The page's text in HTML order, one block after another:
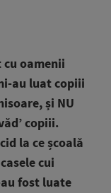
cu oamenii
au luat copiii
și NU
copiii.
la ce școală
cui
fost luate